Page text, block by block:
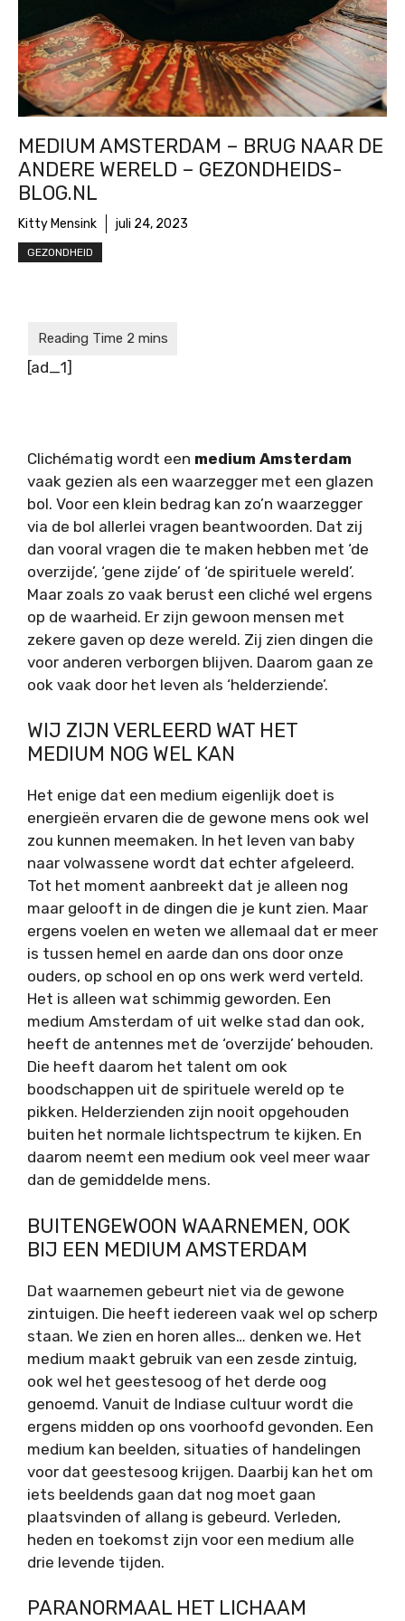
MEDIUM AMSTERDAM – BRUG NAAR DE
ANDERE WERELD – GEZONDHEIDS-
BLOG.NL
Kitty Mensink juli 24, 2023
GEZONDHEID
[ad_1]
Clichématig wordt een medium Amsterdam
vaak gezien als een waarzegger met een glazen
bol. Voor een klein bedrag kan zo’n waarzegger
via de bol allerlei vragen beantwoorden. Dat zij
dan vooral vragen die te maken hebben met ‘de
overzijde’, ‘gene zijde’ of ‘de spirituele wereld’.
Maar zoals zo vaak berust een cliché wel ergens
op de waarheid. Er zijn gewoon mensen met
zekere gaven op deze wereld. Zij zien dingen die
voor anderen verborgen blijven. Daarom gaan ze
ook vaak door het leven als ‘helderziende’.
WIJ ZIJN VERLEERD WAT HET
MEDIUM NOG WEL KAN
Het enige dat een medium eigenlijk doet is
energieën ervaren die de gewone mens ook wel
zou kunnen meemaken. In het leven van baby
naar volwassene wordt dat echter afgeleerd.
Tot het moment aanbreekt dat je alleen nog
maar gelooft in de dingen die je kunt zien. Maar
ergens voelen en weten we allemaal dat er meer
is tussen hemel en aarde dan ons door onze
ouders, op school en op ons werk werd verteld.
Het is alleen wat schimmig geworden. Een
medium Amsterdam of uit welke stad dan ook,
heeft de antennes met de ‘overzijde’ behouden.
Die heeft daarom het talent om ook
boodschappen uit de spirituele wereld op te
pikken. Helderzienden zijn nooit opgehouden
buiten het normale lichtspectrum te kijken. En
daarom neemt een medium ook veel meer waar
dan de gemiddelde mens.
BUITENGEWOON WAARNEMEN, OOK
BIJ EEN MEDIUM AMSTERDAM
Dat waarnemen gebeurt niet via de gewone
zintuigen. Die heeft iedereen vaak wel op scherp
staan. We zien en horen alles… denken we. Het
medium maakt gebruik van een zesde zintuig,
ook wel het geestesoog of het derde oog
genoemd. Vanuit de Indiase cultuur wordt die
ergens midden op ons voorhoofd gevonden. Een
medium kan beelden, situaties of handelingen
voor dat geestesoog krijgen. Daarbij kan het om
iets beeldends gaan dat nog moet gaan
plaatsvinden of allang is gebeurd. Verleden,
heden en toekomst zijn voor een medium alle
drie levende tijden.
PARANORMAAL HET LICHAAM